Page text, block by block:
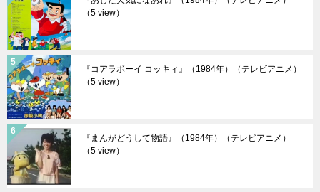
（5 view）
『コアラボーイ コッキィ』（1984年）（テレビアニメ）
（5 view）
『まんがどうして物語』（1984年）（テレビアニメ）
（5 view）